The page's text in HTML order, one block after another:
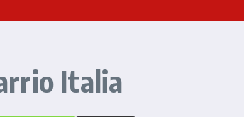
Italia